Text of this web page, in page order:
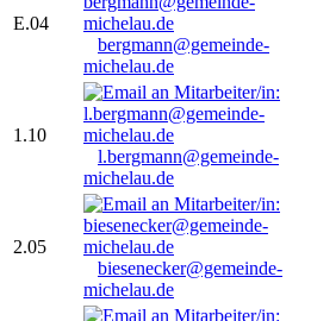
E.04
bergmann@gemeinde-
michelau.de
1.10
l.bergmann@gemeinde-
michelau.de
2.05
biesenecker@gemeinde-
michelau.de